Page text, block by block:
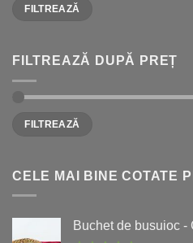
Minim
Maxim
FILTREAZĂ
FILTREAZĂ DUPĂ PREȚ
Minim
Maxim
FILTREAZĂ
CELE MAI BINE COTATE
Buchet de busuioc -